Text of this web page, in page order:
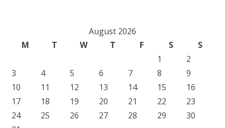
August 2026
M
T W T F S
S
1
2
3
4 5 6 7 8
9
10
11 12 13 14 15
16
17
18 19 20 21 22
23
24
25 26 27 28 29
30